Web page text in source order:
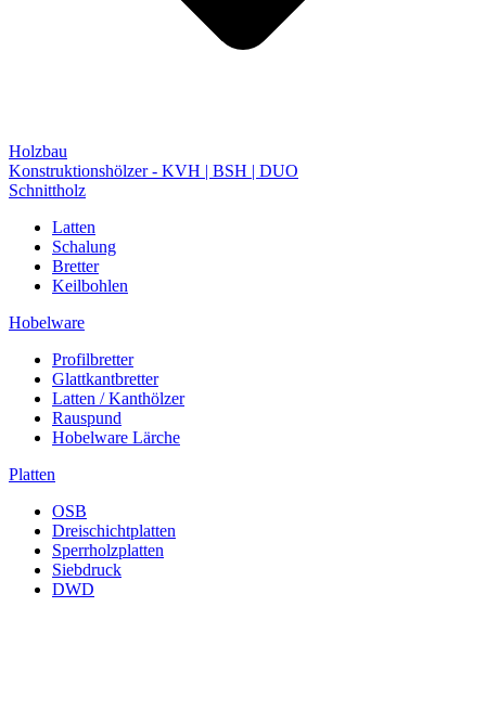
Holzbau
Konstruktionshölzer - KVH | BSH | DUO
Schnittholz
Latten
Schalung
Bretter
Keilbohlen
Hobelware
Profilbretter
Glattkantbretter
Latten / Kanthölzer
Rauspund
Hobelware Lärche
Platten
OSB
Dreischichtplatten
Sperrholzplatten
Siebdruck
DWD